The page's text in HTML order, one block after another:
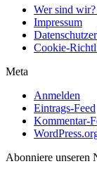
Wer sind
Impressum
Cookie-
Meta
Anmelden
Eintrags-Feed
Kommentar-
Abonniere unseren